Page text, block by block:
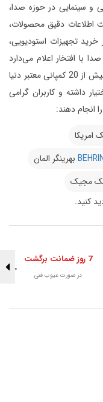
سینمایی در حوزه صدا،
اطلاعات دقیق محصولات،
تجهیزات استودیویی،
با افتخار اعلام می‌دارد
این مجموعه در حال حاضر نمایندگی انحصاری بیش از 20 کمپانی معتبر دنیا
داشته و کاربران گرامی
انجام دهند:
امریکا
بهرینگر المان
مجیک
کنید.
7 روز ضمانت برگشت
در صورت عیوب فنی